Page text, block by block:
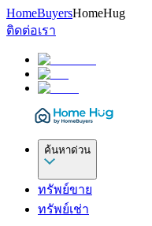
HomeBuyersHomeHug
ติดต่อเรา
ค้นหาด่วน
ทรัพย์ขาย
ทรัพย์เช่า